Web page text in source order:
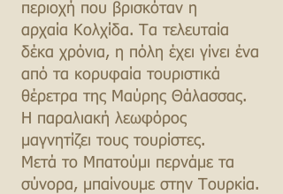
περιοχή που βρισκόταν η
αρχαία Κολχίδα. Τα τελευταία
δέκα χρόνια, η πόλη έχει γίνει ένα
από τα κορυφαία τουριστικά
θέρετρα της Μαύρης Θάλασσας.
Η παραλιακή λεωφόρος
μαγνητίζει τους τουρίστες.
Μετά το Μπατούμι περνάμε τα
σύνορα, μπαίνουμε στην Τουρκία.